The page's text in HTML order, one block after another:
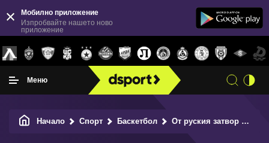
Мобилно приложение
Изпробвайте нашето ново
приложение
Меню
Начало Спорт Баскетбол От руския затвор до "All Star" за шест месеца